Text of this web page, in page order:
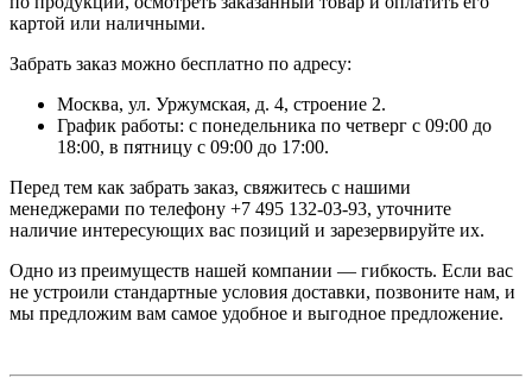
картой или наличными.
Забрать заказ можно бесплатно по адресу:
Москва, ул. Уржумская, д. 4, строение 2.
График работы: с понедельника по четверг с 09:00 до
18:00, в пятницу с 09:00 до 17:00.
Перед тем как забрать заказ, свяжитесь с нашими
менеджерами по телефону +7 495 132-03-93, уточните
наличие интересующих вас позиций и зарезервируйте их.
Одно из преимуществ нашей компании — гибкость. Если вас
не устроили стандартные условия доставки, позвоните нам, и
мы предложим вам самое удобное и выгодное предложение.